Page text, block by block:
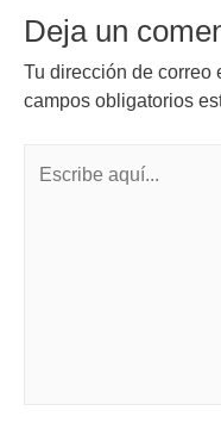
Deja un
Tu dirección de correo
campos obligatorios